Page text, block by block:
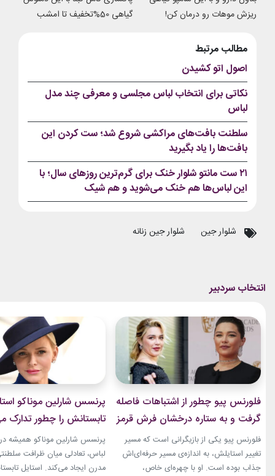
ریزش موهات رو درمان کن!
گیاهی 50%تخفیف تا امشب
مطالب مرتبط
اصول اتو کشیدن
نکاتی برای انتخاب لباس مجلسی و معرفی چند مدل
لباس
سلطنت بافت‌های مراکشی شروع شد؛ ست کردن این
بافت‌ها را یاد بگیرید
۲۱ ست مانتو شلوار خنک برای گرم‌ترین روزهای سال؛ با
این لباس‌ها هم خنک می‌شوید و هم شیک
شلوار جین شلوار جین زنانه
فلورنس پیو چطور از اشتباهات فاصله
گرفت و به ستاره درخشان فرش قرمز
تبدیل شد؟
فلورنس پیو یکی از بازیگرانی است که مسیر
تغییر استایلش، به اندازه‌ی مسیر حرفه‌ای‌اش
جذاب بوده است. او با چهره‌ای خاص،
پرنسس شارلین موناکو
تابستانش را چطور تدارک
پرنسس شارلین موناکو همیشه
لباس، تعادلی میان ظرافت
مدرن ایجاد می‌کند. استایل